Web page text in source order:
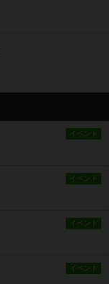
イベント
イベント
イベント
イベント